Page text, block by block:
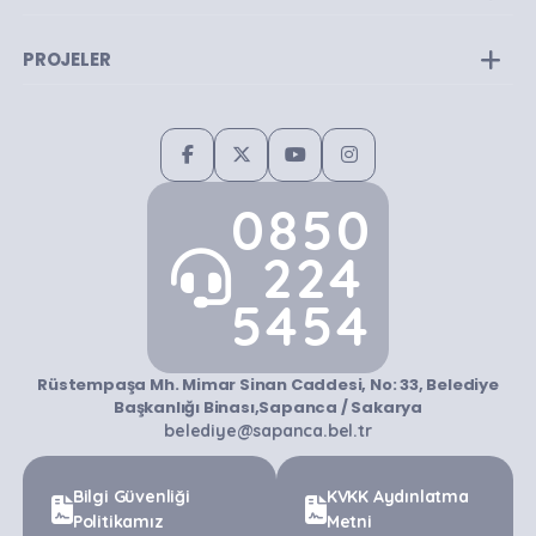
PROJELER
0850
224
5454
Rüstempaşa Mh. Mimar Sinan Caddesi, No: 33, Belediye
Başkanlığı Binası,Sapanca / Sakarya
belediye@sapanca.bel.tr
Bilgi Güvenliği
Politikamız
KVKK Aydınlatma
Metni